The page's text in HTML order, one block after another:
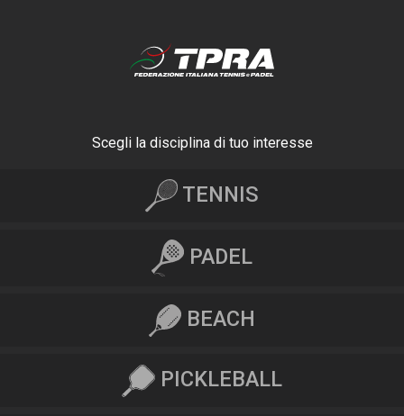
Scegli la disciplina di tuo interesse
TENNIS
PADEL
BEACH
PICKLEBALL